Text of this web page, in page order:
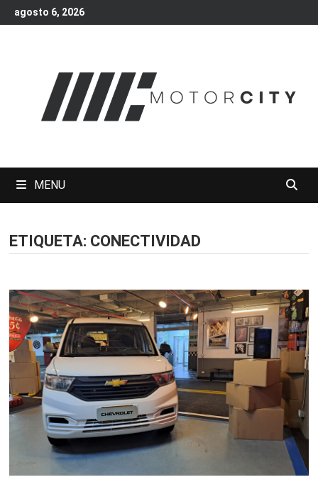
Skip
to
agosto 6, 2026
MENU
ETIQUETA: CONECTIVIDAD